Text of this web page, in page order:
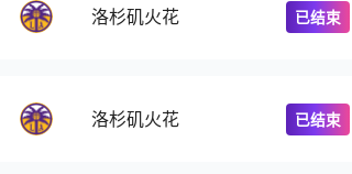
洛杉矶火花 已结束
洛杉矶火花 已结束